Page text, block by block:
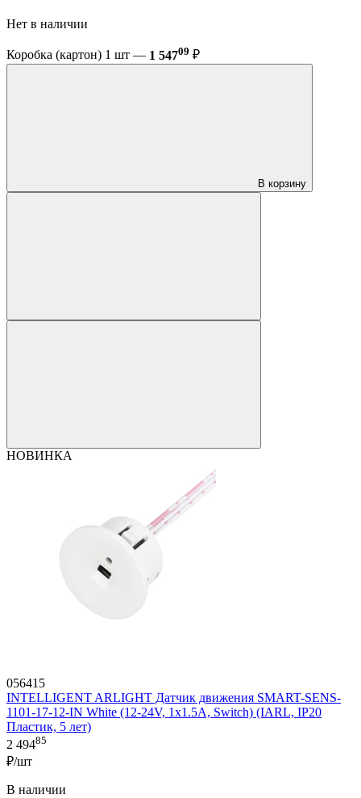
Нет в наличии
Коробка (картон) 1 шт — 1 54709 ₽
В корзину
НОВИНКА
056415
INTELLIGENT ARLIGHT Датчик движения SMART-SENS-
1101-17-12-IN White (12-24V, 1x1.5A, Switch) (IARL, IP20
Пластик, 5 лет)
2 49485
₽/шт
В наличии